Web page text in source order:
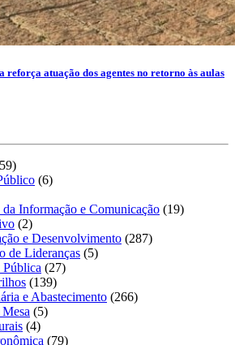
atuação dos agentes no retorno às aulas
(6)
Informação e Comunicação (19)
(2)
e Desenvolvimento (287)
de Lideranças (5)
(27)
(139)
e Abastecimento (266)
(5)
(4)
(79)